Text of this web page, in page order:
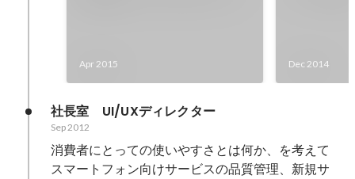
Apr 2015 Dec 2014
社長室　UI/UXディレクター
Sep 2012
消費者にとっての使いやすさとは何か、を考えて
スマートフォン向けサービスの品質管理、新規サ